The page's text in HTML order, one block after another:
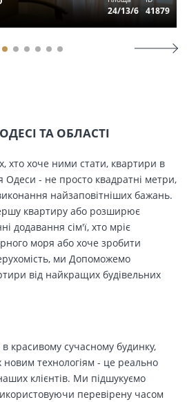
24/13/6 41879
ТА ОБЛАСТІ
хто хоче ними стати, квартири в
Одеси - не просто квадратні метри,
найзаповітніших бажань.
квартиру або розширює
додавання сім'ї, хто мріє
моря або хоче зробити
ми Допоможемо
від найкращих будівельних
красивому сучасному будинку,
технологіям - це реально
клієнтів. Ми підшукуємо
перевірену часом